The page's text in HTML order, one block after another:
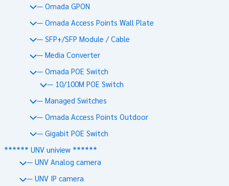
— Omada GPON
— Omada Access Points Wall Plate
— SFP+/SFP Module / Cable
— Media Converter
— Omada POE Switch
— 10/100M POE Switch
— Managed Switches
— Omada Access Points Outdoor
— Gigabit POE Switch
****** UNV uniview ******
— UNV Analog camera
— UNV IP camera